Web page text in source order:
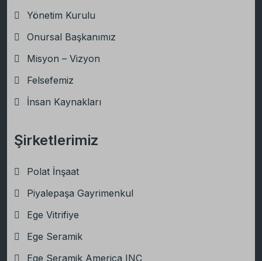
Yönetim Kurulu
Onursal Başkanımız
Misyon – Vizyon
Felsefemiz
İnsan Kaynakları
Şirketlerimiz
Polat İnşaat
Piyalepaşa Gayrimenkul
Ege Vitrifiye
Ege Seramik
Ege Seramik America INC